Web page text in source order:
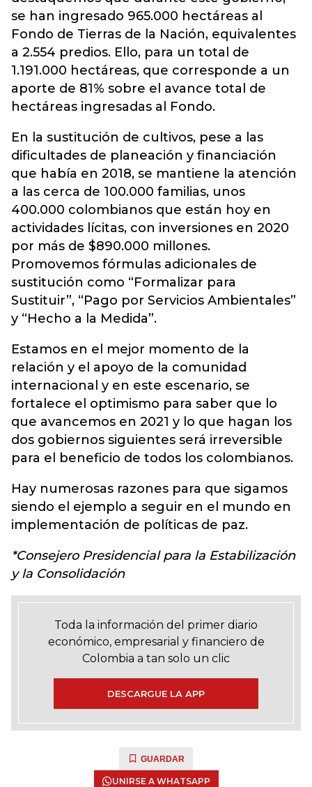
se han ingresado 965.000 hectáreas al
Fondo de Tierras de la Nación, equivalentes
a 2.554 predios. Ello, para un total de
1.191.000 hectáreas, que corresponde a un
aporte de 81% sobre el avance total de
hectáreas ingresadas al Fondo.
En la sustitución de cultivos, pese a las
dificultades de planeación y financiación
que había en 2018, se mantiene la atención
a las cerca de 100.000 familias, unos
400.000 colombianos que están hoy en
actividades lícitas, con inversiones en 2020
por más de $890.000 millones.
Promovemos fórmulas adicionales de
sustitución como “Formalizar para
Sustituir”, “Pago por Servicios Ambientales”
y “Hecho a la Medida”.
Estamos en el mejor momento de la
relación y el apoyo de la comunidad
internacional y en este escenario, se
fortalece el optimismo para saber que lo
que avancemos en 2021 y lo que hagan los
dos gobiernos siguientes será irreversible
para el beneficio de todos los colombianos.
Hay numerosas razones para que sigamos
siendo el ejemplo a seguir en el mundo en
implementación de políticas de paz.
*Consejero Presidencial para la Estabilización
y la Consolidación
Toda la información del primer diario
económico, empresarial y financiero de
Colombia a tan solo un clic
DESCARGUE LA APP
GUARDAR
UNIRSE A WHATSAPP